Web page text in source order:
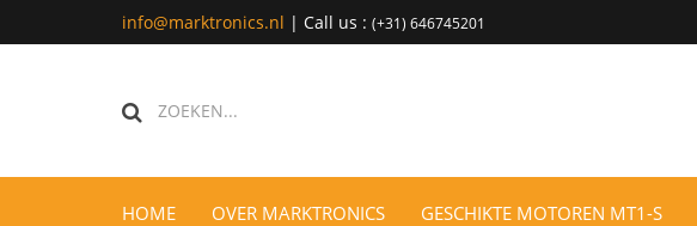
info@marktronics.nl | Call us : (+31) 646745201
HOME OVER MARKTRONICS GESCHIKTE MOTOREN MT1-S